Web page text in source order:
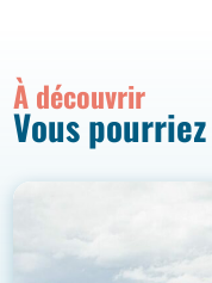
À découvrir
Vous